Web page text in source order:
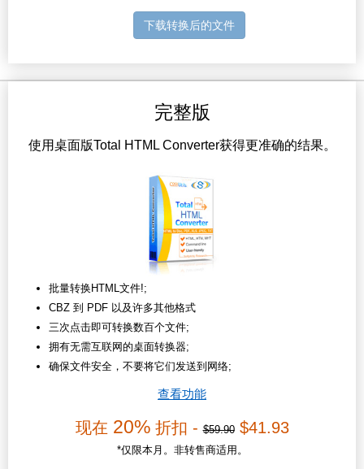
下载转换后的文件
完整版
使用桌面版Total HTML Converter获得更准确的结果。
批量转换HTML文件!;
CBZ 到 PDF 以及许多其他格式
三次点击即可转换数百个文件;
拥有无需互联网的桌面转换器;
确保文件安全，不要将它们发送到网络;
查看功能
现在 20%折扣 -$59.90$41.93
*仅限本月。非转售商适用。